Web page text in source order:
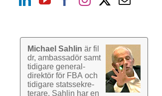
Michael Sahlin är fil
dr, ambassadör samt
tidigare general­
direktör för FBA och
tidigare stats­sekre­
terare. Sahlin har en